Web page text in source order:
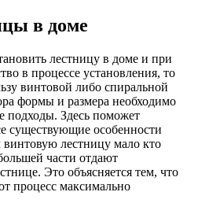
в доме
лестницу в доме и при
в процессе установления, то
винтовой либо спиральной
формы и размера необходимо
подходы. Здесь поможет
существующие особенности
лестницу мало кто
части отдают
Это объясняется тем, что
процесс максимально